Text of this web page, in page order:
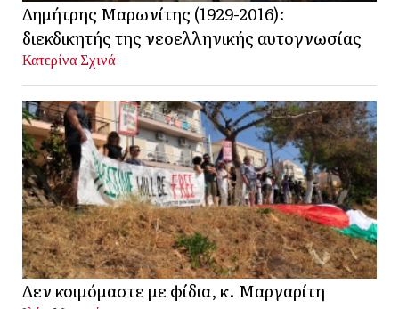
Δημήτρης Μαρωνίτης (1929-2016):
διεκδικητής της νεοελληνικής αυτογνωσίας
Κατερίνα Σχινά
Δεν κοιμόμαστε με φίδια, κ. Μαργαρίτη